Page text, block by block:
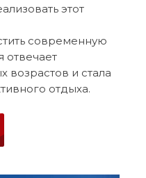
этот
современную
отвечает
возрастов и стала
отдыха.